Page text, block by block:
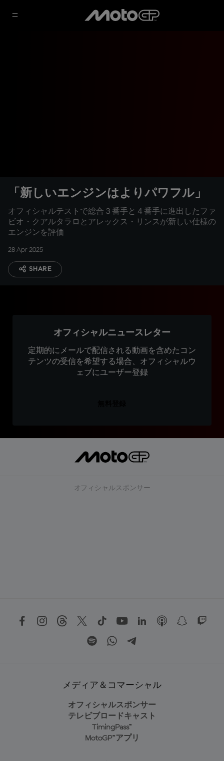
「新しいエンジンはよりパワフル」
オフィシャルテストで総合３番手と４番手に進出したファ
ビオ・クアルタラロとアレックス・リンスが新しい仕様の
エンジンを評価
28 Apr 2025
SHARE
オフィシャルニュースレター
定期的にメールで配信される動画を含めたコン
テンツの受信を希望する場合、オフィシャルウ
ェブにユーザー登録
オフィシャルスポンサー
メディア＆コマーシャル
オフィシャルスポンサー
テレビブロードキャスト
TimingPass™
MotoGP™アプリ